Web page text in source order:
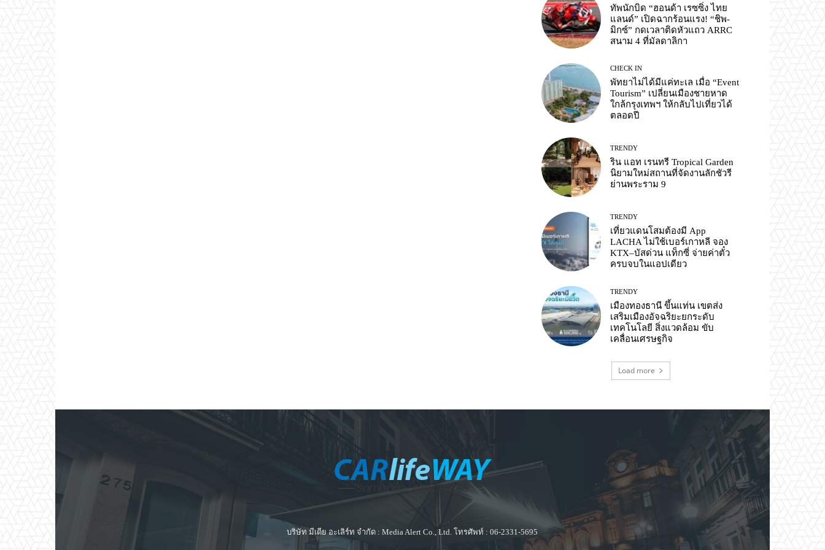
ทัพนักบิด “ฮอนด้า เรซซิ่ง ไทย
แลนด์” เปิดฉากร้อนแรง! “ชิพ-
มิกซ์” กดเวลาติดหัวแถว ARRC
สนาม 4 ที่มัลดาลิกา
CHECK IN
พัทยาไม่ได้มีแค่ทะเล เมื่อ “Event
Tourism” เปลี่ยนเมืองชายหาด
ใกล้กรุงเทพฯ ให้กลับไปเที่ยวได้
ตลอดปี
TRENDY
ริน แอท เรนทรี Tropical Garden
นิยามใหม่สถานที่จัดงานลักชัวรี
ย่านพระราม 9
TRENDY
เที่ยวแดนโสมต้องมี App
LACHA ไม่ใช้เบอร์เกาหลี จอง
KTX–บัสด่วน แท็กซี่ จ่ายค่าตั๋ว
ครบจบในแอปเดียว
TRENDY
เมืองทองธานี ขึ้นแท่น เขตส่ง
เสริมเมืองอัจฉริยะยกระดับ
เทคโนโลยี สิ่งแวดล้อม ขับ
เคลื่อนเศรษฐกิจ
Load more
บริษัท มีเดีย อะเลิร์ท จำกัด : Media Alert Co., Ltd. โทรศัพท์ : 06-2331-5695